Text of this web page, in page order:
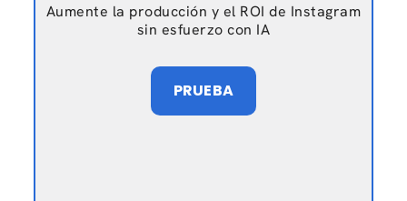
Aumente la producción y el ROI de Instagram
sin esfuerzo con IA
PRUEBA